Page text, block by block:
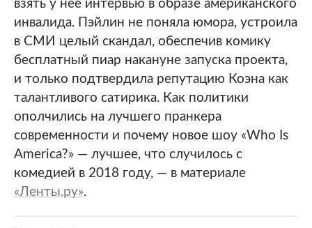
взять у нее интервью в образе американского
инвалида. Пэйлин не поняла юмора, устроила
в СМИ целый скандал, обеспечив комику
бесплатный пиар накануне запуска проекта,
и только подтвердила репутацию Коэна как
талантливого сатирика. Как политики
ополчились на лучшего пранкера
современности и почему новое шоу «Who Is
America?» — лучшее, что случилось с
комедией в 2018 году, — в материале
«Ленты.ру».